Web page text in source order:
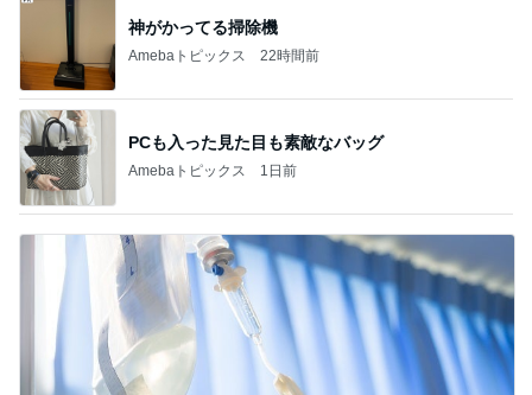
神がかってる掃除機
Amebaトピックス 22時間前
PCも入った見た目も素敵なバッグ
Amebaトピックス 1日前